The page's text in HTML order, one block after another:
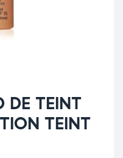
DE TEINT
TEINT